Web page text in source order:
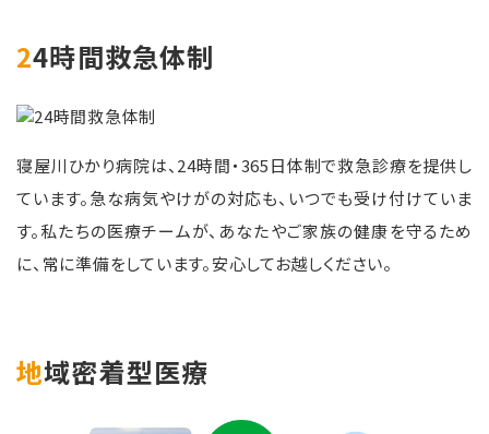
24時間救急体制
寝屋川ひかり病院は、24時間・365日体制で救急診療を提供し
ています。急な病気やけがの対応も、いつでも受け付けていま
す。私たちの医療チームが、あなたやご家族の健康を守るため
に、常に準備をしています。安心してお越しください。
地域密着型医療